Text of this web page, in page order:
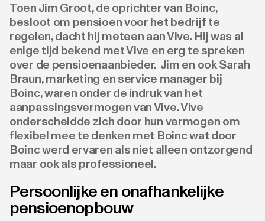
Toen Jim Groot, de oprichter van Boinc,
besloot om pensioen voor het bedrijf te
regelen, dacht hij meteen aan Vive. Hij was al
enige tijd bekend met Vive en erg te spreken
over de pensioenaanbieder. Jim en ook Sarah
Braun, marketing en service manager bij
Boinc, waren onder de indruk van het
aanpassingsvermogen van Vive. Vive
onderscheidde zich door hun vermogen om
flexibel mee te denken met Boinc wat door
Boinc werd ervaren als niet alleen ontzorgend
maar ook als professioneel.
Persoonlijke en onafhankelijke
pensioenopbouw